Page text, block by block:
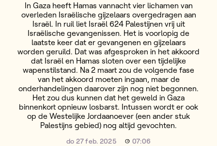
In Gaza heeft Hamas vannacht vier lichamen van
overleden Israëlische gijzelaars overgedragen aan
Israël. In ruil liet Israël 624 Palestijnen vrij uit
Israëlische gevangenissen. Het is voorlopig de
laatste keer dat er gevangenen en gijzelaars
worden geruild. Dat was afgesproken in het akkoord
dat Israël en Hamas sloten over een tijdelijke
wapenstilstand. Na 2 maart zou de volgende fase
van het akkoord moeten ingaan, maar de
onderhandelingen daarover zijn nog niet begonnen.
Het zou dus kunnen dat het geweld in Gaza
binnenkort opnieuw losbarst. Intussen wordt er ook
op de Westelijke Jordaanoever (een ander stuk
Palestijns gebied) nog altijd gevochten.
do 27 feb. 2025 07:06